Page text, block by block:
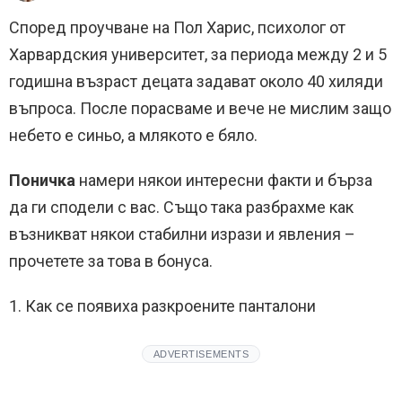
Според проучване на Пол Харис, психолог от
Харвардския университет, за периода между 2 и 5
годишна възраст децата задават около 40 хиляди
въпроса. После порасваме и вече не мислим защо
небето е синьо, а млякото е бяло.
Поничка намери някои интересни факти и бърза
да ги сподели с вас. Също така разбрахме как
възникват някои стабилни изрази и явления –
прочетете за това в бонуса.
1. Как се появиха разкроените панталони
ADVERTISEMENTS